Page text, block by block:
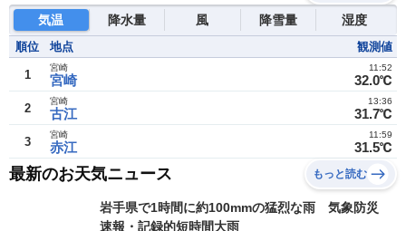
気温 降水量 風 降雪量 湿度
順位 地点 観測値
1 宮崎
宮崎
32.0℃
11:52
2 古江
宮崎
31.7℃
13:36
3 赤江
宮崎
31.5℃
11:59
最新のお天気ニュース もっと読む
岩手県で1時間に約100mmの猛烈な雨 気象防災
速報・記録的短時間大雨